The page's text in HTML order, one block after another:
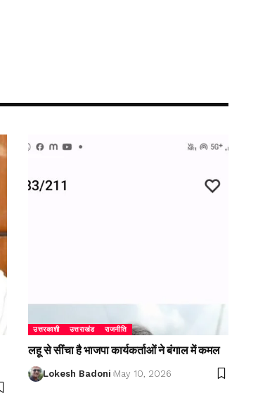
उत्तरकाशी उत्तराखंड राजनीति
लहू से सींचा है भाजपा कार्यकर्ताओं ने बंगाल में कमल
Lokesh Badoni May 10, 2026